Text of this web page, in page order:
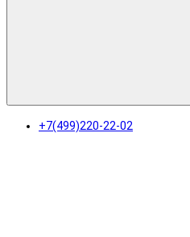
+7(499)220-22-02